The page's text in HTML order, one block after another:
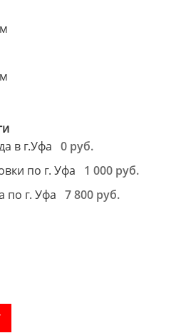
в г.Уфа 0 руб.
по г. Уфа
1 000 руб.
по г. Уфа 7 800 руб.